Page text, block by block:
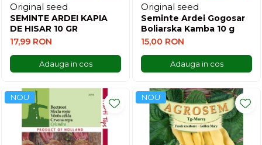
Original seed
SEMINTE ARDEI KAPIA
DE HISAR 10 GR
17,99 RON
Adauga in cos
Original seed
Seminte Ardei Gogosar
Boliarska Kamba 10 g
15,00 RON
Adauga in cos
NOU NOU